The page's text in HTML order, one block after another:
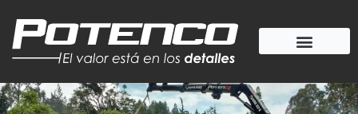
contenido